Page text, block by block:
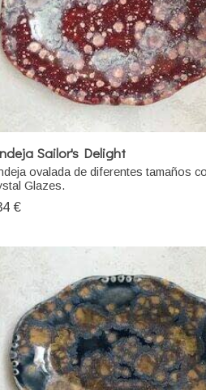
Sailor's Delight
ovalada de diferentes tamaños
Glazes.
€